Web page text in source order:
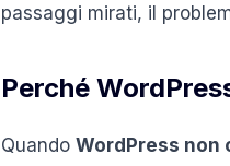
passaggi mirati, il
Perché
Quando WordPress non